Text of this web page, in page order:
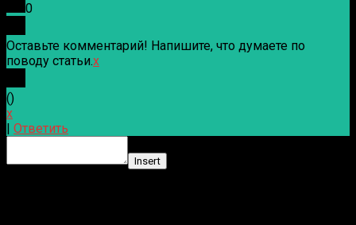
0
Оставьте комментарий! Напишите, что думаете по
поводу статьи.x
()
x
Ответить
Insert